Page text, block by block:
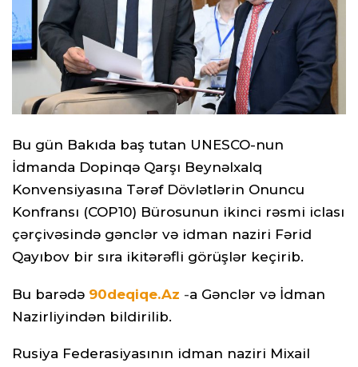
Bu gün Bakıda baş tutan UNESCO-nun
İdmanda Dopinqə Qarşı Beynəlxalq
Konvensiyasına Tərəf Dövlətlərin Onuncu
Konfransı (COP10) Bürosunun ikinci rəsmi iclası
çərçivəsində gənclər və idman naziri Fərid
Qayıbov bir sıra ikitərəfli görüşlər keçirib.
Bu barədə 90deqiqe.Az -a Gənclər və İdman
Nazirliyindən bildirilib.
Rusiya Federasiyasının idman naziri Mixail